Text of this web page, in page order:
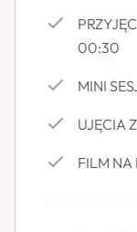
00:30
MINI
UJĘCIA
FILM NA